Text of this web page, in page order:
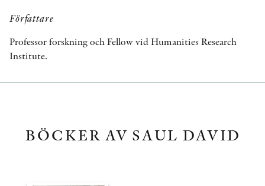
Författare
Professor forskning och Fellow vid Humanities Research
Institute.
BÖCKER AV SAUL DAVID